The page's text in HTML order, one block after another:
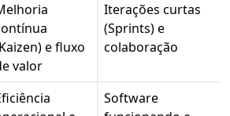
e fluxo
valor
Iterações curtas
(Sprints) e
colaboração
Software